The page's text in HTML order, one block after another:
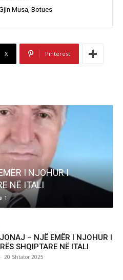
Musa, Botues
X Pinterest
AKTUALITET
Pregaditi Gjin Musa-
Gjin Musa
– NJË EMËR I NJOHUR I
SHQIPTARE NË ITALI
- 20 Shtator 2025